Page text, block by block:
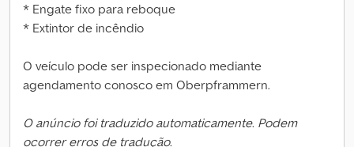
* Engate fixo para reboque
* Extintor de incêndio
O veículo pode ser inspecionado mediante
agendamento conosco em Oberpframmern.
O anúncio foi traduzido automaticamente. Podem
ocorrer erros de tradução.